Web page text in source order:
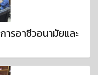
รอาชีวอนามัยและ